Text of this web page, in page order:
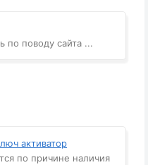
по поводу сайта ...
активатор
по причине наличия